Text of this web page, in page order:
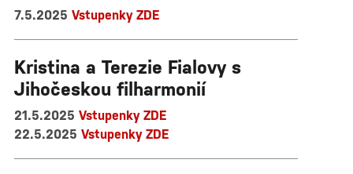
7.5.2025 Vstupenky ZDE
Kristina a Terezie Fialovy s
Jihočeskou filharmonií
21.5.2025 Vstupenky ZDE
22.5.2025 Vstupenky ZDE